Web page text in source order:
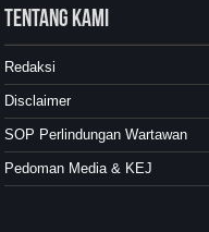
Tentang Kami
Redaksi
Disclaimer
SOP Perlindungan Wartawan
Pedoman Media & KEJ